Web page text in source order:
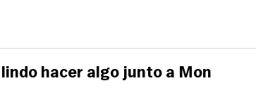
hacer algo junto a Mon